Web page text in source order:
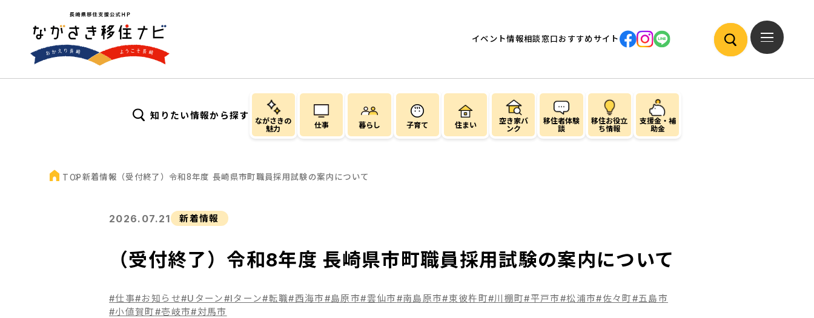
イベント情報相談窓口おすすめサイト
知りたい情報から探す
ながさきの
魅力
仕事 暮らし 子育て 住まい
空き家バ
ンク
移住者体験
談
移住お役立
ち情報
支援金・補
助金
TOP新着情報 （受付終了）令和8年度 長崎県市町職員採用試験の案内について
2026.07.21 新着情報
（受付終了）令和8年度 長崎県市町職員採用試験の案内について
#仕事#お知らせ#Uターン#Iターン#転職#西海市#島原市#雲仙市#南島原市#東彼杵町#川棚町#平戸市#松浦市#佐々町#五島市
#小値賀町#壱岐市#対馬市